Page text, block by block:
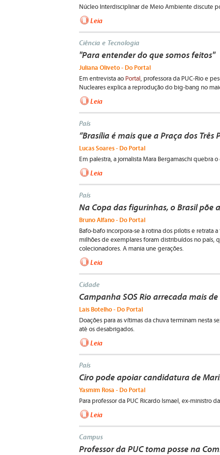
Núcleo Interdisciplinar de Meio Ambiente discute
Leia
Ciência e Tecnologia
"Para entender do que somos feitos"
Juliana Oliveto - Do Portal
Em entrevista ao Portal, professora da PUC-Rio e
Nucleares explica a reprodução do big-bang no
Leia
País
“Brasília é mais que a Praça dos Três
Lucas Soares - Do Portal
Em palestra, a jornalista Mara Bergamaschi quebra
Leia
País
Na Copa das figurinhas, o Brasil põe
Bruno Alfano - Do Portal
Bafo-bafo incorpora-se à rotina dos pilotis e retrata
milhões de exemplares foram distribuídos no país,
colecionadores. A mania une gerações.
Leia
Cidade
Campanha SOS Rio arrecada mais
Lais Botelho - Do Portal
Doações para as vítimas da chuva terminam nesta
até os desabrigados.
Leia
País
Ciro pode apoiar candidatura de
Yasmim Rosa - Do Portal
Para professor da PUC Ricardo Ismael, ex-ministro
Leia
Campus
Professor da PUC toma posse na